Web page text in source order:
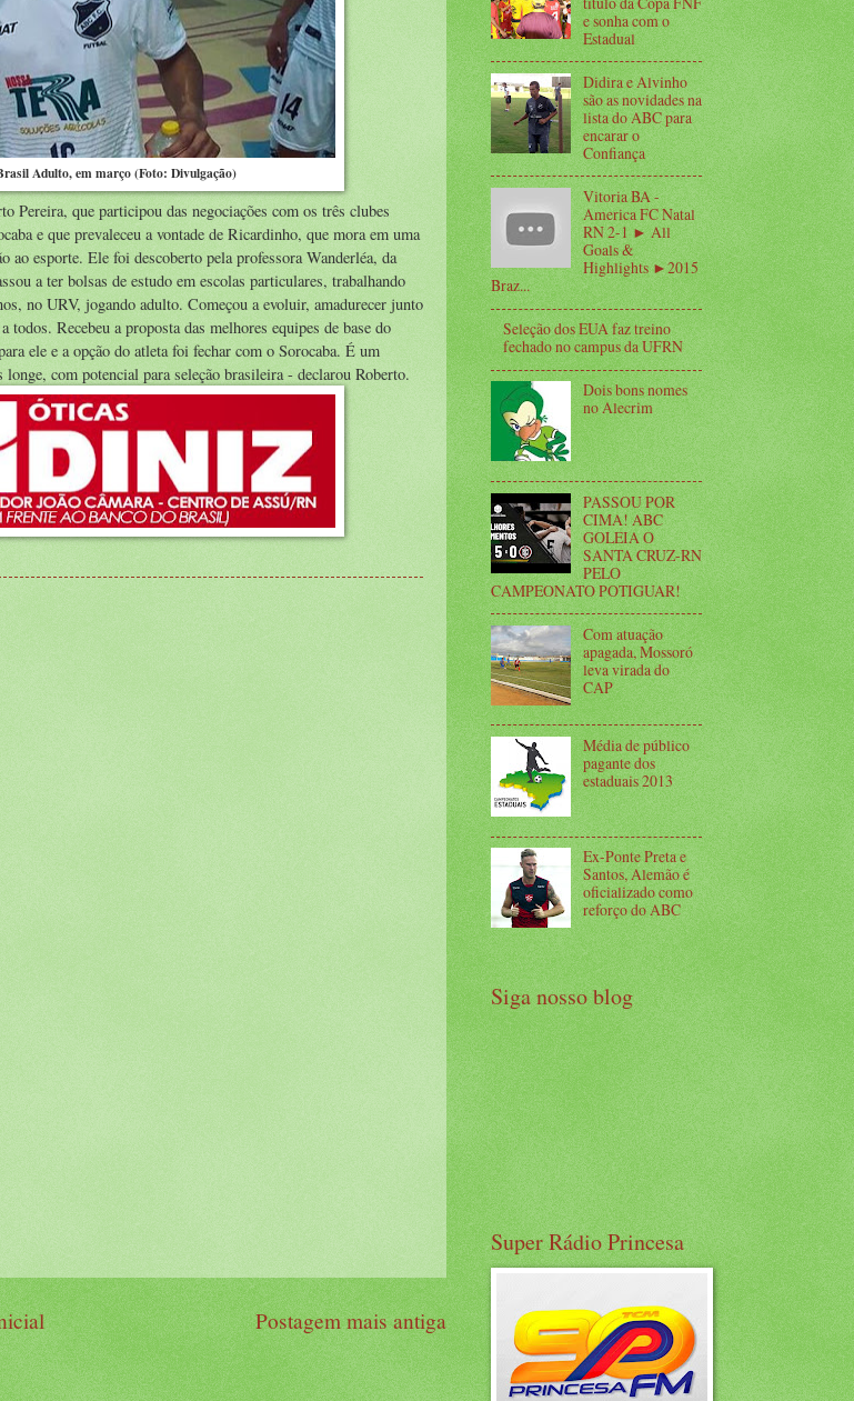
Adulto, em março (Foto: Divulgação)
Pereira, que participou das negociações com os três clubes
e que prevaleceu a vontade de Ricardinho, que mora em uma
ao esporte. Ele foi descoberto pela professora Wanderléa, da
a ter bolsas de estudo em escolas particulares, trabalhando
no URV, jogando adulto. Começou a evoluir, amadurecer junto
Recebeu a proposta das melhores equipes de base do
ele e a opção do atleta foi fechar com o Sorocaba. É um
com potencial para seleção brasileira - declarou Roberto.
Postagem mais antiga
e sonha com o
Estadual
Didira e Alvinho
são as novidades na
lista do ABC para
encarar o
Confiança
Vitoria BA -
America FC Natal
RN 2-1 ► All
Goals &
Highlights ►2015
Braz...
Seleção dos EUA faz treino
fechado no campus da UFRN
Dois bons nomes
no Alecrim
PASSOU POR
CIMA! ABC
GOLEIA O
SANTA CRUZ-RN
PELO
CAMPEONATO POTIGUAR!
Com atuação
apagada, Mossoró
leva virada do
CAP
Média de público
pagante dos
estaduais 2013
Ex-Ponte Preta e
Santos, Alemão é
oficializado como
reforço do ABC
Siga nosso blog
Super Rádio Princesa